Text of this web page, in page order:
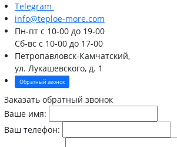
Telegram
info@teploe-more.com
Пн-птс 10-00 до 19-00
Сб-вс с 10-00 до 17-00
Петропавловск-Камчатский,
ул. Лукашевского, д. 1
Обратный звонок
Заказать обратный звонок
Ваше имя:
Ваш телефон: